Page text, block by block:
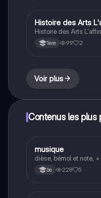
environnementaux
approche critique face
lien avec l'éco-
Art
Histoire des Arts
Histoire des Arts
1ère 99 2
Voir plus
Contenus les plus
MMusique
musique
dièse, bémol et note,
6e 228 5